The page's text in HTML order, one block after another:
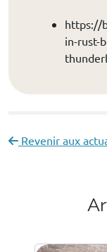
https://
in-rust-
Revenir aux